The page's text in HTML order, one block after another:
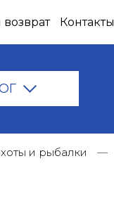
Контакты
и рыбалки